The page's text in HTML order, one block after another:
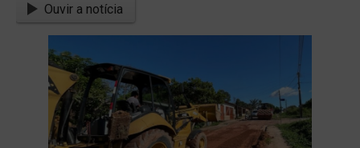
Ouvir a notícia